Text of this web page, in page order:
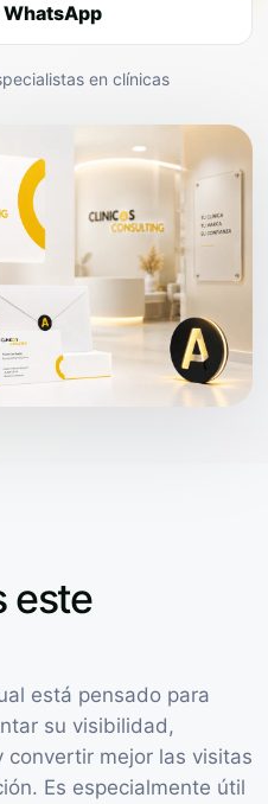
en clínicas
este
está pensado para
su visibilidad,
mejor las visitas
Es especialmente útil